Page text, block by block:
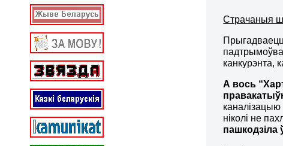
Страчаныя
канкурэнта,
А вось
каналізацыю
ніколі не
пашкодзіла